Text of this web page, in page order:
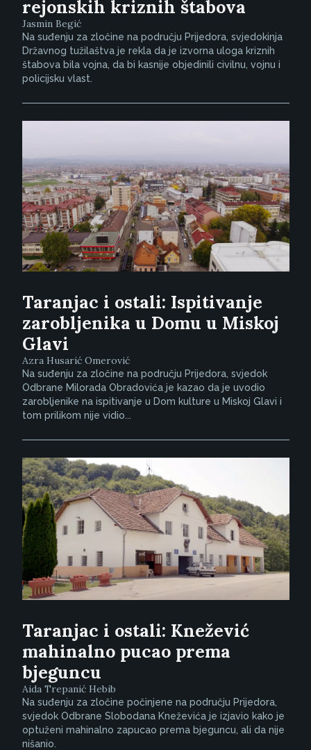
rejonskih kriznih štabova
Jasmin Begić
Na suđenju za zločine na području Prijedora, svjedokinja
Državnog tužilaštva je rekla da je izvorna uloga kriznih
štabova bila vojna, da bi kasnije objedinili civilnu, vojnu i
policijsku vlast.
Taranjac i ostali: Ispitivanje
zarobljenika u Domu u Miskoj
Glavi
Azra Husarić Omerović
Na suđenju za zločine na području Prijedora, svjedok
Odbrane Milorada Obradovića je kazao da je uvodio
zarobljenike na ispitivanje u Dom kulture u Miskoj Glavi i
tom prilikom nije vidio...
Taranjac i ostali: Knežević
mahinalno pucao prema
bjeguncu
Aida Trepanić Hebib
Na suđenju za zločine počinjene na području Prijedora,
svjedok Odbrane Slobodana Kneževića je izjavio kako je
optuženi mahinalno zapucao prema bjeguncu, ali da nije
nišanio.